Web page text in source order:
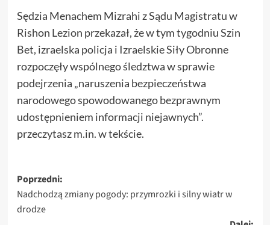
Sędzia Menachem Mizrahi z Sądu Magistratu w
Rishon Lezion przekazał, że w tym tygodniu Szin
Bet, izraelska policja i Izraelskie Siły Obronne
rozpoczęły wspólnego śledztwa w sprawie
podejrzenia „naruszenia bezpieczeństwa
narodowego spowodowanego bezprawnym
udostępnieniem informacji niejawnych”.
przeczytasz m.in. w tekście.
Zobacz
wpisy
Poprzedni:
Nadchodzą zmiany pogody: przymrozki i silny wiatr w
drodze